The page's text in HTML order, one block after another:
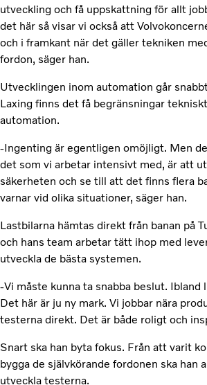
utveckling och få uppskattning för allt
det här så visar vi också att
och i framkant när det gäller tekniken
fordon, säger han.
Utvecklingen inom automation går
Laxing finns det få begränsningar
automation.
-Ingenting är egentligen omöjligt. Men
det som vi arbetar intensivt med, är att
säkerheten och se till att det finns flera
varnar vid olika situationer, säger han.
Lastbilarna hämtas direkt från banan på
och hans team arbetar tätt ihop med
utveckla de bästa systemen.
-Vi måste kunna ta snabba beslut. Ibland
Det här är ju ny mark. Vi jobbar nära
testerna direkt. Det är både roligt och
Snart ska han byta fokus. Från att varit
bygga de självkörande fordonen ska han
utveckla testerna.